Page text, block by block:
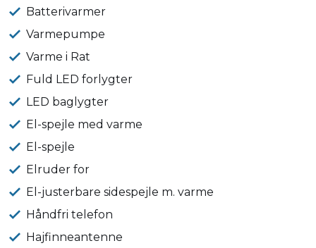
Batterivarmer
Varmepumpe
Varme i Rat
Fuld LED forlygter
LED baglygter
El-spejle med varme
El-spejle
Elruder for
El-justerbare sidespejle m. varme
Håndfri telefon
Hajfinneantenne